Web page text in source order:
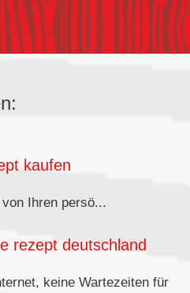
kaufen
von Ihren persö...
rezept deutschland
keine Wartezeiten für